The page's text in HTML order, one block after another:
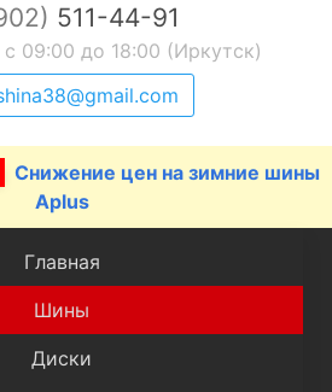
511-44-91
09:00 до 18:00 (Иркутск)
Снижение цен на зимние шины
Aplus
Главная
Шины
Диски